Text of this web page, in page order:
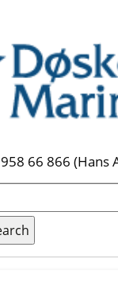
958 66 866 (Hans